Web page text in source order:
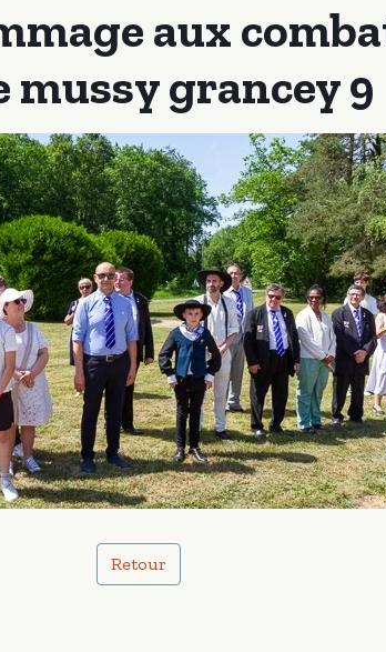
aux
mussy grancey 9
Retour